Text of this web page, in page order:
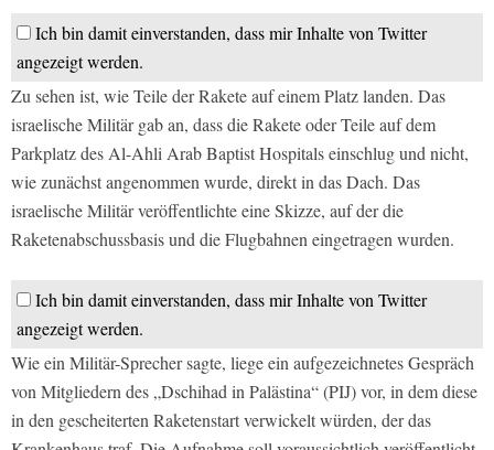
Ich bin damit einverstanden, dass mir Inhalte von Twitter
angezeigt werden.
Zu sehen ist, wie Teile der Rakete auf einem Platz landen. Das
israelische Militär gab an, dass die Rakete oder Teile auf dem
Parkplatz des Al-Ahli Arab Baptist Hospitals einschlug und nicht,
wie zunächst angenommen wurde, direkt in das Dach. Das
israelische Militär veröffentlichte eine Skizze, auf der die
Raketenabschussbasis und die Flugbahnen eingetragen wurden.
Ich bin damit einverstanden, dass mir Inhalte von Twitter
angezeigt werden.
Wie ein Militär-Sprecher sagte, liege ein aufgezeichnetes Gespräch
von Mitgliedern des „Dschihad in Palästina“ (PIJ) vor, in dem diese
in den gescheiterten Raketenstart verwickelt würden, der das